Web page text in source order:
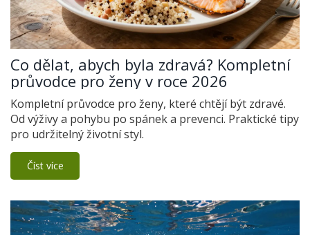
Co dělat, abych byla zdravá? Kompletní
průvodce pro ženy v roce 2026
Kompletní průvodce pro ženy, které chtějí být zdravé.
Od výživy a pohybu po spánek a prevenci. Praktické tipy
pro udržitelný životní styl.
Číst více